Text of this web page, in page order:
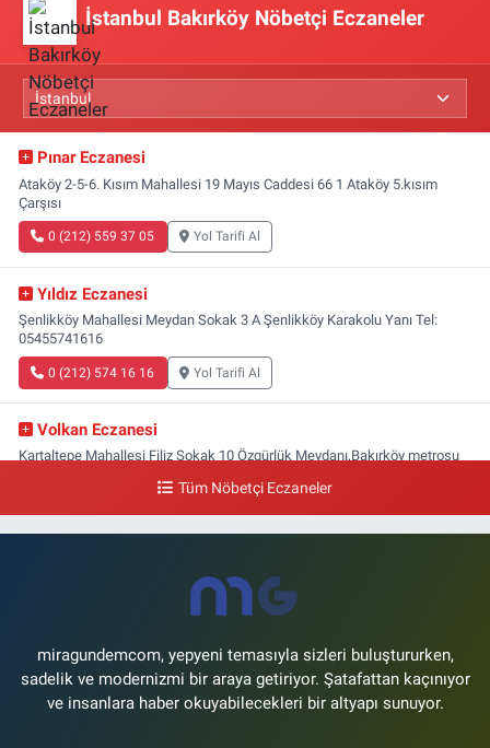
İstanbul Bakırköy Nöbetçi Eczaneler
Pınar Eczanesi
Ataköy 2-5-6. Kısım Mahallesi 19 Mayıs Caddesi 66 1 Ataköy 5.kısım
Çarşısı
0 (212) 559 37 05 Yol Tarifi Al
Yıldız Eczanesi
Şenlikköy Mahallesi Meydan Sokak 3 A Şenlikköy Karakolu Yanı Tel:
05455741616
0 (212) 574 16 16 Yol Tarifi Al
Volkan Eczanesi
Kartaltepe Mahallesi Filiz Sokak 10 Özgürlük Meydanı,Bakırköy metrosu
Yeşilköy Mahallesi Doğruyol Sokak 7 A Dürümcü Baba'nın Bir Alt
0 (212) 663 11 97
Tüm Nöbetçi Eczaneler
miragundemcom, yepyeni temasıyla sizleri buluştururken,
sadelik ve modernizmi bir araya getiriyor. Şatafattan kaçınıyor
ve insanlara haber okuyabilecekleri bir altyapı sunuyor.